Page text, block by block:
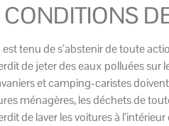
CONDITIONS
tenu de s’abstenir de toute
de jeter des eaux polluées sur
et camping-caristes
ménagères, les déchets de
de laver les voitures à